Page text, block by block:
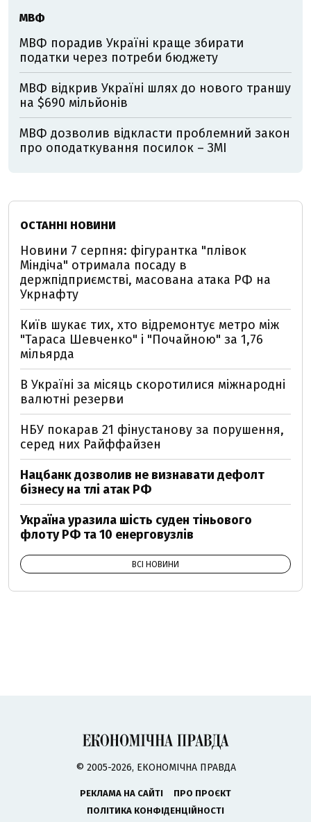
МВФ
МВФ порадив Україні краще збирати
податки через потреби бюджету
МВФ відкрив Україні шлях до нового траншу
на $690 мільйонів
МВФ дозволив відкласти проблемний закон
про оподаткування посилок – ЗМІ
ОСТАННІ НОВИНИ
Новини 7 серпня: фігурантка "плівок
Міндіча" отримала посаду в
держпідприємстві, масована атака РФ на
Укрнафту
Київ шукає тих, хто відремонтує метро між
"Тараса Шевченко" і "Почайною" за 1,76
мільярда
В Україні за місяць скоротилися міжнародні
валютні резерви
НБУ покарав 21 фінустанову за порушення,
серед них Райффайзен
Нацбанк дозволив не визнавати дефолт
бізнесу на тлі атак РФ
Україна уразила шість суден тіньового
флоту РФ та 10 енерговузлів
ВСІ НОВИНИ
© 2005-2026, ЕКОНОМІЧНА ПРАВДА
РЕКЛАМА НА САЙТІ
ПРО ПРОЄКТ
ПОЛІТИКА КОНФІДЕНЦІЙНОСТІ